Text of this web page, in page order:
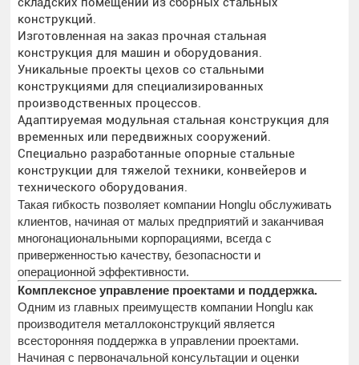
конструкций.
Изготовленная на заказ прочная стальная
конструкция для машин и оборудования.
Уникальные проекты цехов со стальными
конструкциями для специализированных
производственных процессов.
Адаптируемая модульная стальная конструкция для
временных или передвижных сооружений.
Специально разработанные опорные стальные
конструкции для тяжелой техники, конвейеров и
технического оборудования.
Такая гибкость позволяет компании Honglu обслуживать
клиентов, начиная от малых предприятий и заканчивая
многонациональными корпорациями, всегда с
приверженностью качеству, безопасности и
операционной эффективности.
Комплексное управление проектами и поддержка.
Одним из главных преимуществ компании Honglu как
производителя металлоконструкций является
всесторонняя поддержка в управлении проектами.
Начиная с первоначальной консультации и оценки